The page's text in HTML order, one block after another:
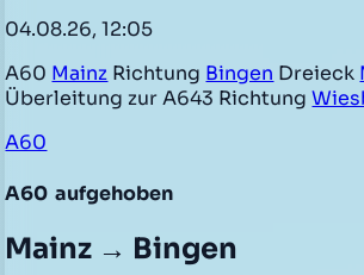
04.08.26, 12:05
A60 Mainz Richtung Bingen Dreieck
Überleitung zur A643 Richtung
A60
A60 aufgehoben
Mainz → Bingen